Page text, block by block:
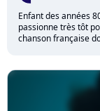
Enfant des années
passionne très tôt
chanson française